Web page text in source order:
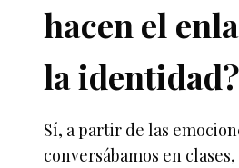
hacen el
la identidad?
Sí, a partir de las
conversábamos en